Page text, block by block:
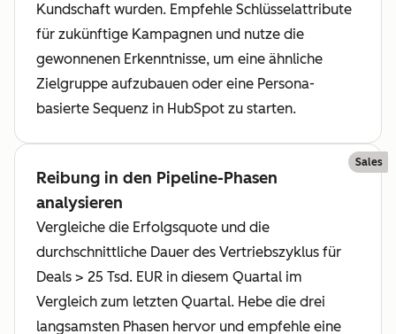
Kundschaft wurden. Empfehle Schlüsselattribute
für zukünftige Kampagnen und nutze die
gewonnenen Erkenntnisse, um eine ähnliche
Zielgruppe aufzubauen oder eine Persona-
basierte Sequenz in HubSpot zu starten.
Sales
Reibung in den Pipeline-Phasen
analysieren
Vergleiche die Erfolgsquote und die
durchschnittliche Dauer des Vertriebszyklus für
Deals > 25 Tsd. EUR in diesem Quartal im
Vergleich zum letzten Quartal. Hebe die drei
langsamsten Phasen hervor und empfehle eine